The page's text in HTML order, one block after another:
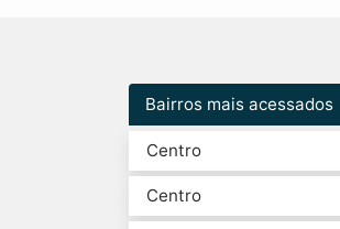
Bairros mais acessados
Centro
Centro